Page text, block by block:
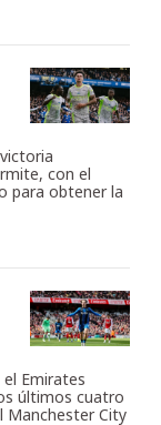
con el
para obtener la
Emirates
últimos cuatro
Manchester City